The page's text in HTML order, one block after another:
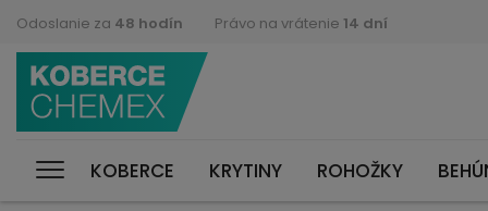
Odoslanie za 48 hodín Právo na vrátenie 14 dní
KOBERCE KRYTINY ROHOŽKY